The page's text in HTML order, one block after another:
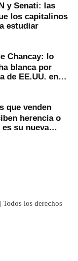
y Senati: las
los capitalinos
estudiar
Chancay: lo
blanca por
de EE.UU. en
que venden
herencia o
su nueva
los derechos